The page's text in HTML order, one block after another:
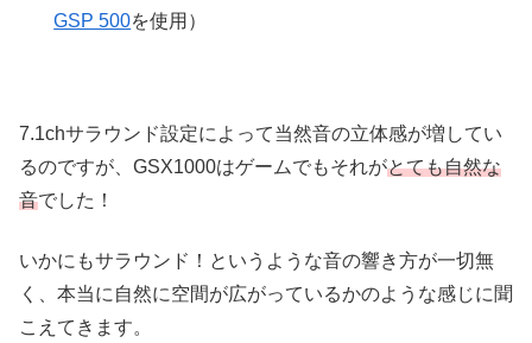
GSP 500を使用）
7.1chサラウンド設定によって当然音の立体感が増してい
るのですが、GSX1000はゲームでもそれがとても自然な
音でした！
いかにもサラウンド！というような音の響き方が一切無
く、本当に自然に空間が広がっているかのような感じに聞
こえてきます。